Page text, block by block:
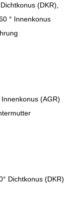
(DKR),
° Innenkonus
(AGR)
Dichtkonus (DKR)